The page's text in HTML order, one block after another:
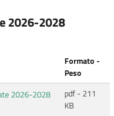
2026-2028
Formato -
Peso
2026-2028
pdf - 211
KB